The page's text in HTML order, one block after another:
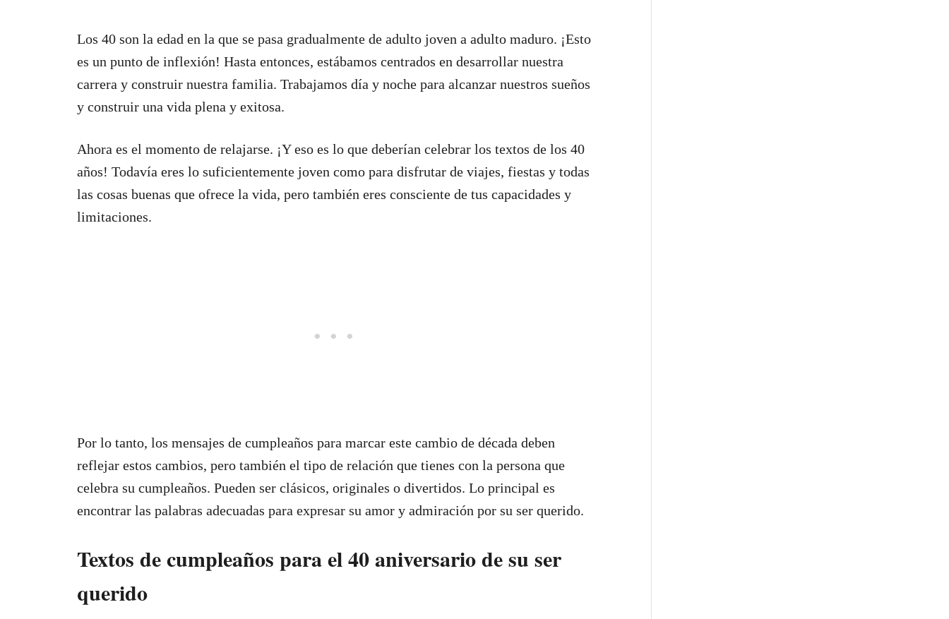
Los 40 son la edad en la que se pasa gradualmente de adulto joven a adulto maduro. ¡Esto
es un punto de inflexión! Hasta entonces, estábamos centrados en desarrollar nuestra
carrera y construir nuestra familia. Trabajamos día y noche para alcanzar nuestros sueños
y construir una vida plena y exitosa.
Ahora es el momento de relajarse. ¡Y eso es lo que deberían celebrar los textos de los 40
años! Todavía eres lo suficientemente joven como para disfrutar de viajes, fiestas y todas
las cosas buenas que ofrece la vida, pero también eres consciente de tus capacidades y
limitaciones.
Por lo tanto, los mensajes de cumpleaños para marcar este cambio de década deben
reflejar estos cambios, pero también el tipo de relación que tienes con la persona que
celebra su cumpleaños. Pueden ser clásicos, originales o divertidos. Lo principal es
encontrar las palabras adecuadas para expresar su amor y admiración por su ser querido.
Textos de cumpleaños para el 40 aniversario de su ser
querido